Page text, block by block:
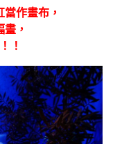
作畫布，
，
！